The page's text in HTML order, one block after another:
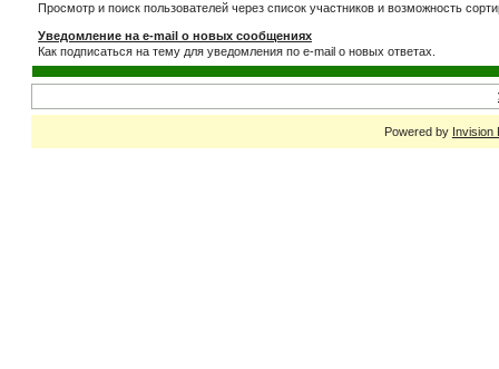
Просмотр и поиск пользователей через список участников и возможность
Уведомление на e-mail о новых сообщениях
Как подписаться на тему для уведомления по e-mail о новых ответах.
Powered by Invision